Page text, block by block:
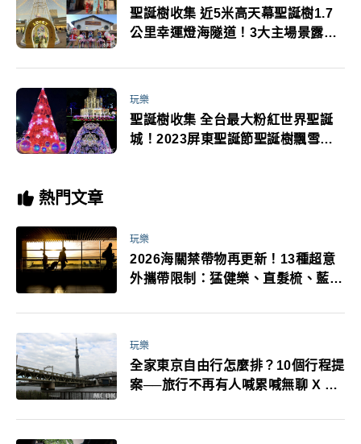
聖誕樹收集 近5米高天幕聖誕樹1.7
公里幸運燈海隧道！3大主場景露天
玩樂
聖誕樹收集 全台最大粉紅世界聖誕
城！2023屏東聖誕節聖誕樹飄雪場
熱門文章
玩樂
2026海關禁帶物再更新！13種超意
外攜帶限制：猛健樂、直髮梳、藍牙
萬！注意事項一次看！
玩樂
全家東京自由行怎麼排？10個行程提
案──旅行不再有人喊累喊無聊 X 爸